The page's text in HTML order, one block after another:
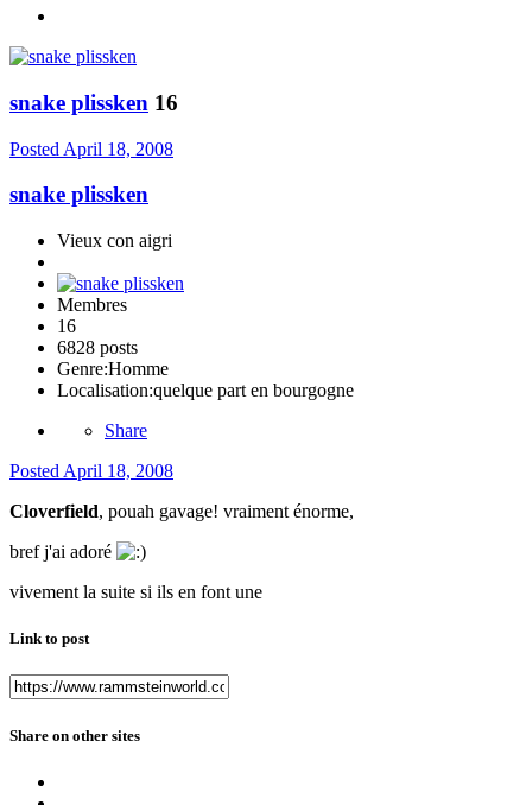
snake plissken 16
Posted April 18, 2008
snake plissken
Vieux con aigri
Membres
16
6828 posts
Genre:Homme
Localisation:quelque part en bourgogne
Share
Posted April 18, 2008
Cloverfield, pouah gavage! vraiment énorme,
bref j'ai adoré
vivement la suite si ils en font une
Link to post
Share on other sites